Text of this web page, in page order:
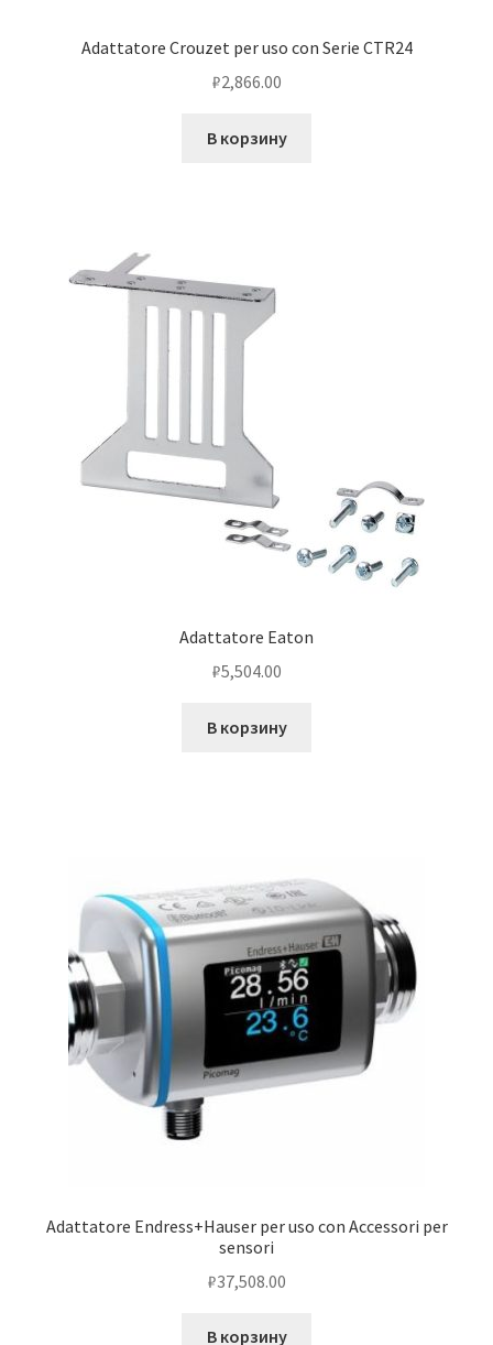
Adattatore Crouzet per uso con Serie CTR24
₽2,866.00
В корзину
Adattatore Eaton
₽5,504.00
В корзину
Adattatore Endress+Hauser per uso con Accessori per
sensori
₽37,508.00
В корзину